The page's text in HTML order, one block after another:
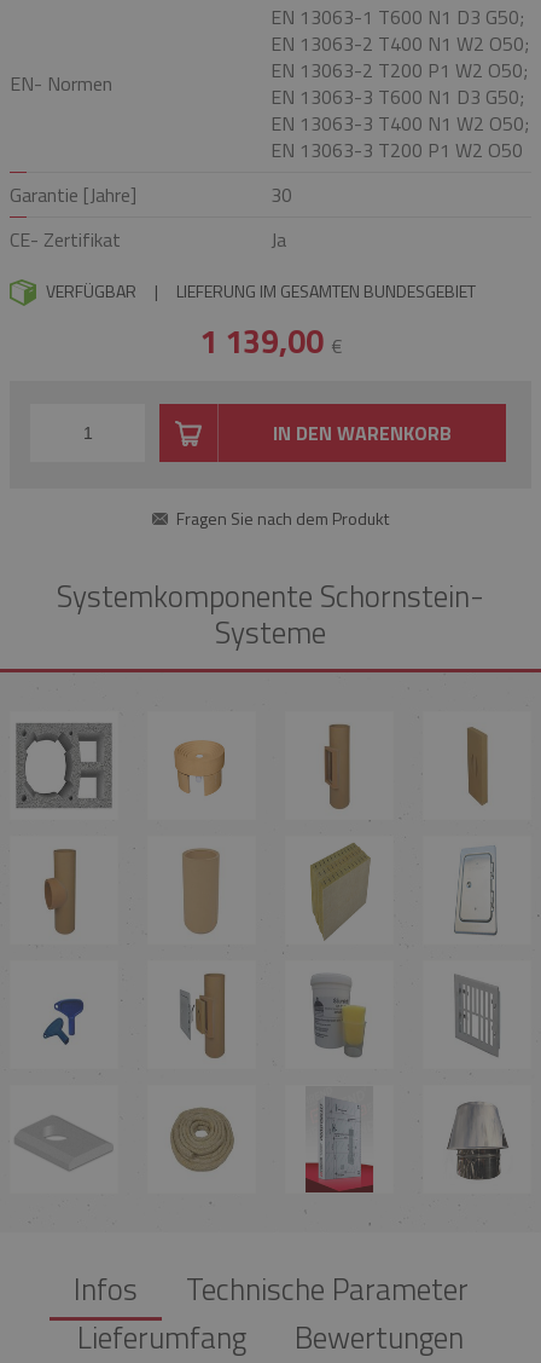
EN- Normen
EN 13063-1 T600 N1 D3 G50;
EN 13063-2 T400 N1 W2 O50;
EN 13063-2 T200 P1 W2 O50;
EN 13063-3 T600 N1 D3 G50;
EN 13063-3 T400 N1 W2 O50;
EN 13063-3 T200 P1 W2 O50
Garantie [Jahre]
30
CE- Zertifikat
Ja
VERFÜGBAR | LIEFERUNG IM GESAMTEN BUNDESGEBIET
1 139,00 €
IN DEN WARENKORB
Fragen Sie nach dem Produkt
Systemkomponente Schornstein-
Systeme
Infos
Technische Parameter
Lieferumfang
Bewertungen